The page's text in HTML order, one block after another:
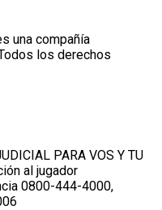
una compañía
los derechos
PARA VOS Y TU
al jugador
0800-444-4000,